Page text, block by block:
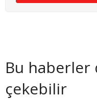
Bu haberler
çekebilir